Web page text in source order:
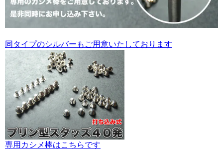
同タイプのシルバーもご用意いたしております
専用カシメ棒はこちらです